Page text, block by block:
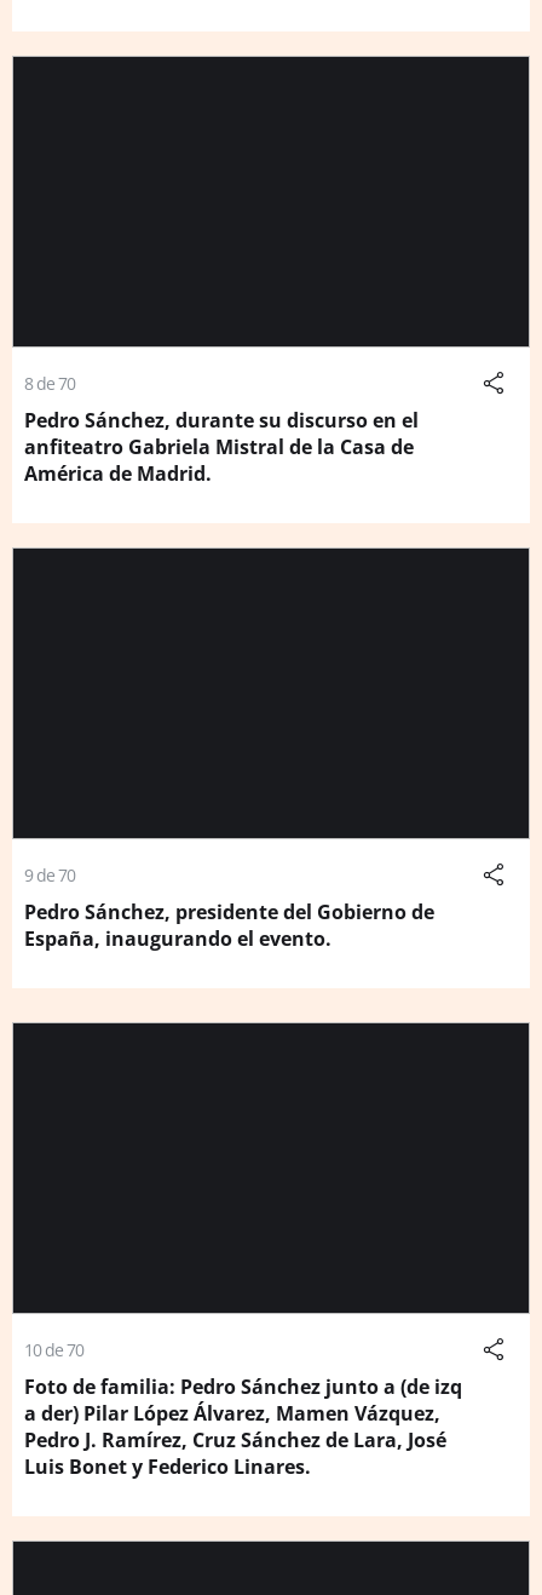
8 de 70
Pedro Sánchez, durante su discurso en el
anfiteatro Gabriela Mistral de la Casa de
América de Madrid.
9 de 70
Pedro Sánchez, presidente del Gobierno de
España, inaugurando el evento.
10 de 70
Foto de familia: Pedro Sánchez junto a (de izq
a der) Pilar López Álvarez, Mamen Vázquez,
Pedro J. Ramírez, Cruz Sánchez de Lara, José
Luis Bonet y Federico Linares.